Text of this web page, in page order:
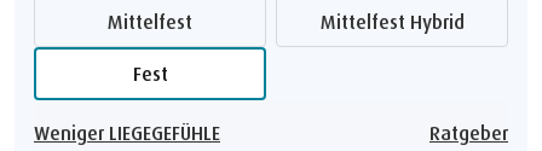
Mittelfest Mittelfest Hybrid
Fest
Weniger LIEGEGEFÜHLE Ratgeber